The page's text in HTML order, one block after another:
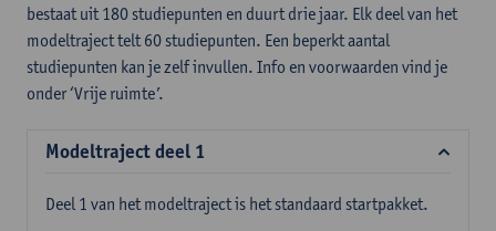
bestaat uit 180 studiepunten en duurt drie jaar. Elk deel van het
modeltraject telt 60 studiepunten. Een beperkt aantal
studiepunten kan je zelf invullen. Info en voorwaarden vind je
onder ‘Vrije ruimte’.
Modeltraject deel 1
Deel 1 van het modeltraject is het standaard startpakket.